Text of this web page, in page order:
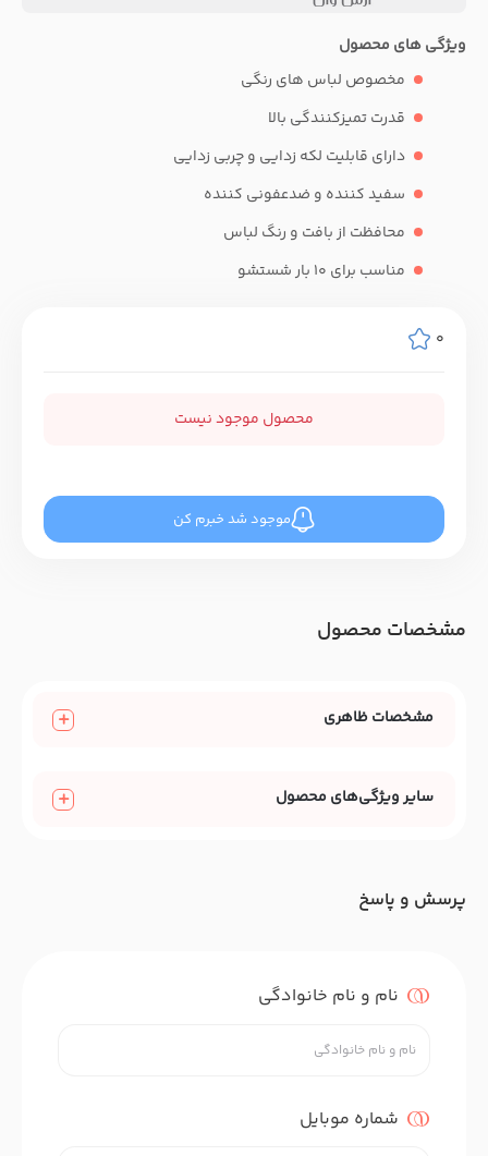
ویژگی های محصول
مخصوص لباس های رنگی
قدرت تمیزکنندگی بالا
دارای قابلیت لکه زدایی و چربی زدایی
سفید کننده و ضدعفونی کننده
محافظت از بافت و رنگ لباس
مناسب برای 10 بار شستشو
0
محصول موجود نیست
موجود شد خبرم کن
مشخصات محصول
مشخصات ظاهری
سایر ویژگی‌های محصول
پرسش و پاسخ
نام و نام خانوادگی
شماره موبایل